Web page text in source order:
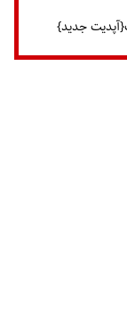
جدید}